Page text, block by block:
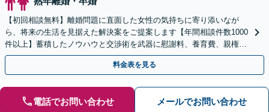
【初回相談無料】離婚問題に直面した女性の気持ちに寄り添いなが
ら、将来の生活を見据えた解決案をご提案します【年間相談件数1000
件以上】蓄積したノウハウと交渉術を武器に慰謝料、養育費、親権な
どの獲得を目指します【夜間・休日面談可】
料金表を見る
電話でお問い合わせ メールでお問い合わせ